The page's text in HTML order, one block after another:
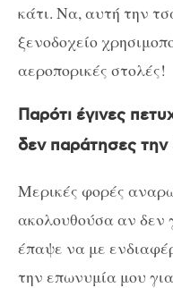
κάτι. Να, αυτή την
ξενοδοχείο
αεροπορικές στολές!
Παρότι έγινες
δεν παράτησες
Μερικές φορές
ακολουθούσα αν δεν
έπαψε να με
την επωνυμία μου